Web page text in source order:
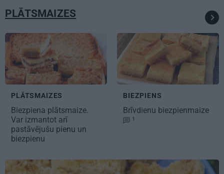
PLĀTSMAIZES
PLĀTSMAIZES
Biezpiena plātsmaize.
Var izmantot arī
pastāvējušu pienu un
biezpienu
BIEZPIENS
Brīvdienu biezpienmaize
1